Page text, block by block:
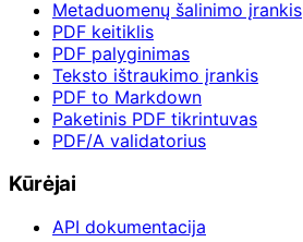
Metaduomenų šalinimo įrankis
PDF keitiklis
PDF palyginimas
Teksto ištraukimo įrankis
PDF to Markdown
Paketinis PDF tikrintuvas
PDF/A validatorius
Kūrėjai
API dokumentacija